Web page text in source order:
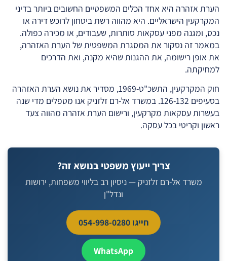
הערת אזהרה היא אחד הכלים המשפטיים החשובים ביותר בדיני
המקרקעין הישראליים. היא מהווה רשת ביטחון לרוכש דירה או
נכס, ומגנה מפני עסקאות סותרות, שעבודים, או מכירה כפולה.
במאמר זה נסקור את המסגרת המשפטית של הערת האזהרה,
את אופן רישומה, את ההגנות שהיא מקנה, ואת הדרכים
למחיקתה.
חוק המקרקעין, התשכ"ט-1969, מסדיר את נושא הערת האזהרה
בסעיפים 126-132. במשרד אל-רם זלזניק אנו מטפלים מדי שנה
בעשרות עסקאות מקרקעין, ורישום הערת אזהרה מהווה צעד
ראשון וקריטי בכל עסקה.
צריך ייעוץ משפטי בנושא זה?
משרד אל-רם זלזניק — ניסיון רב בליווי משפחות, ירושות
ונדל"ן
חייגו 054-998-0280
WhatsApp